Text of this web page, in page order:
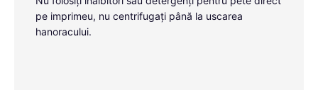
pe imprimeu, nu centrifugați până la uscarea
hanoracului.